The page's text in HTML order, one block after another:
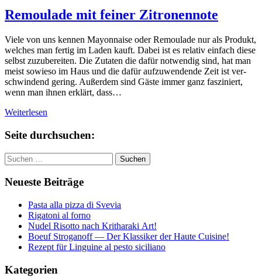
Remoulade mit feiner Zitronennote
Viele von uns kennen Mayon­nai­se oder Remoulade nur als Produkt,
welches man fertig im Laden kauft. Dabei ist es relativ einfach diese
selbst zuzu­be­rei­ten. Die Zutaten die dafür notwendig sind, hat man
meist sowieso im Haus und die dafür auf­zu­wen­den­de Zeit ist ver­
schwin­dend gering. Außerdem sind Gäste immer ganz fas­zi­niert,
wenn man ihnen erklärt, dass…
Wei­ter­le­sen
Seite durch­su­chen:
Suchen
nach:
Neueste Beiträge
Pasta alla pizza di Svevia
Rigatoni al forno
Nudel Risotto nach Krit­ha­ra­ki Art!
Boeuf Stro­gan­off — Der Klassiker der Haute Cuisine!
Rezept für Linguine al pesto siciliano
Kate­go­rien